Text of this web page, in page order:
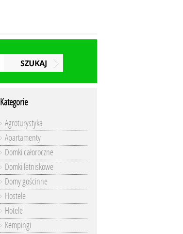
Kategorie
Agroturystyka
Apartamenty
Domki całoroczne
Domki letniskowe
Domy gościnne
Hostele
Hotele
Kempingi